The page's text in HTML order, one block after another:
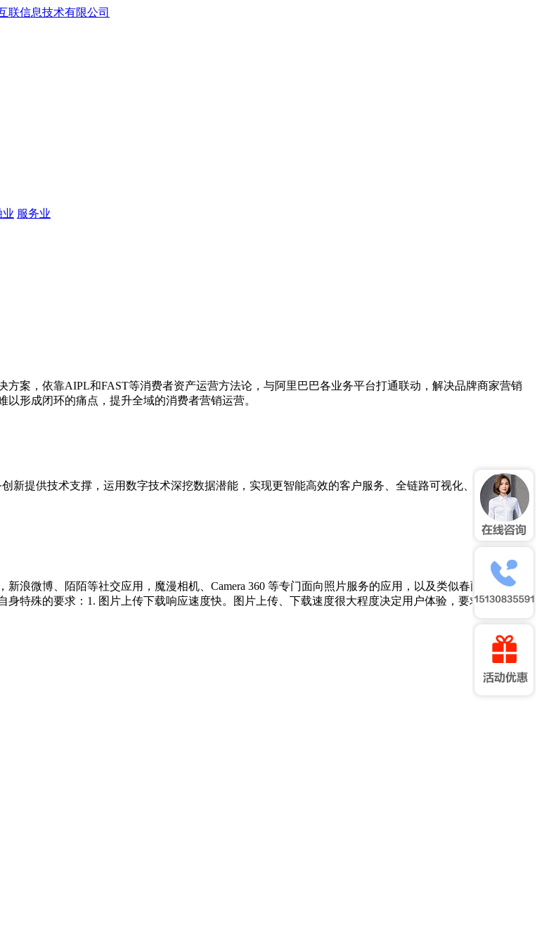
业 服务业
案，依靠AIPL和FAST等消费者资产运营方法论，与阿里巴巴各业务平台打通联动，解决品牌商家营销
形成闭环的痛点，提升全域的消费者营销运营。
新提供技术支撑，运用数字技术深挖数据潜能，实现更智能高效的客户服务、全链路可视化、一站式协同
浪微博、陌陌等社交应用，魔漫相机、Camera 360 等专门面向照片服务的应用，以及类似春雨医生、大
特殊的要求：1. 图片上传下载响应速度快。图片上传、下载速度很大程度决定用户体验，要求上传成功